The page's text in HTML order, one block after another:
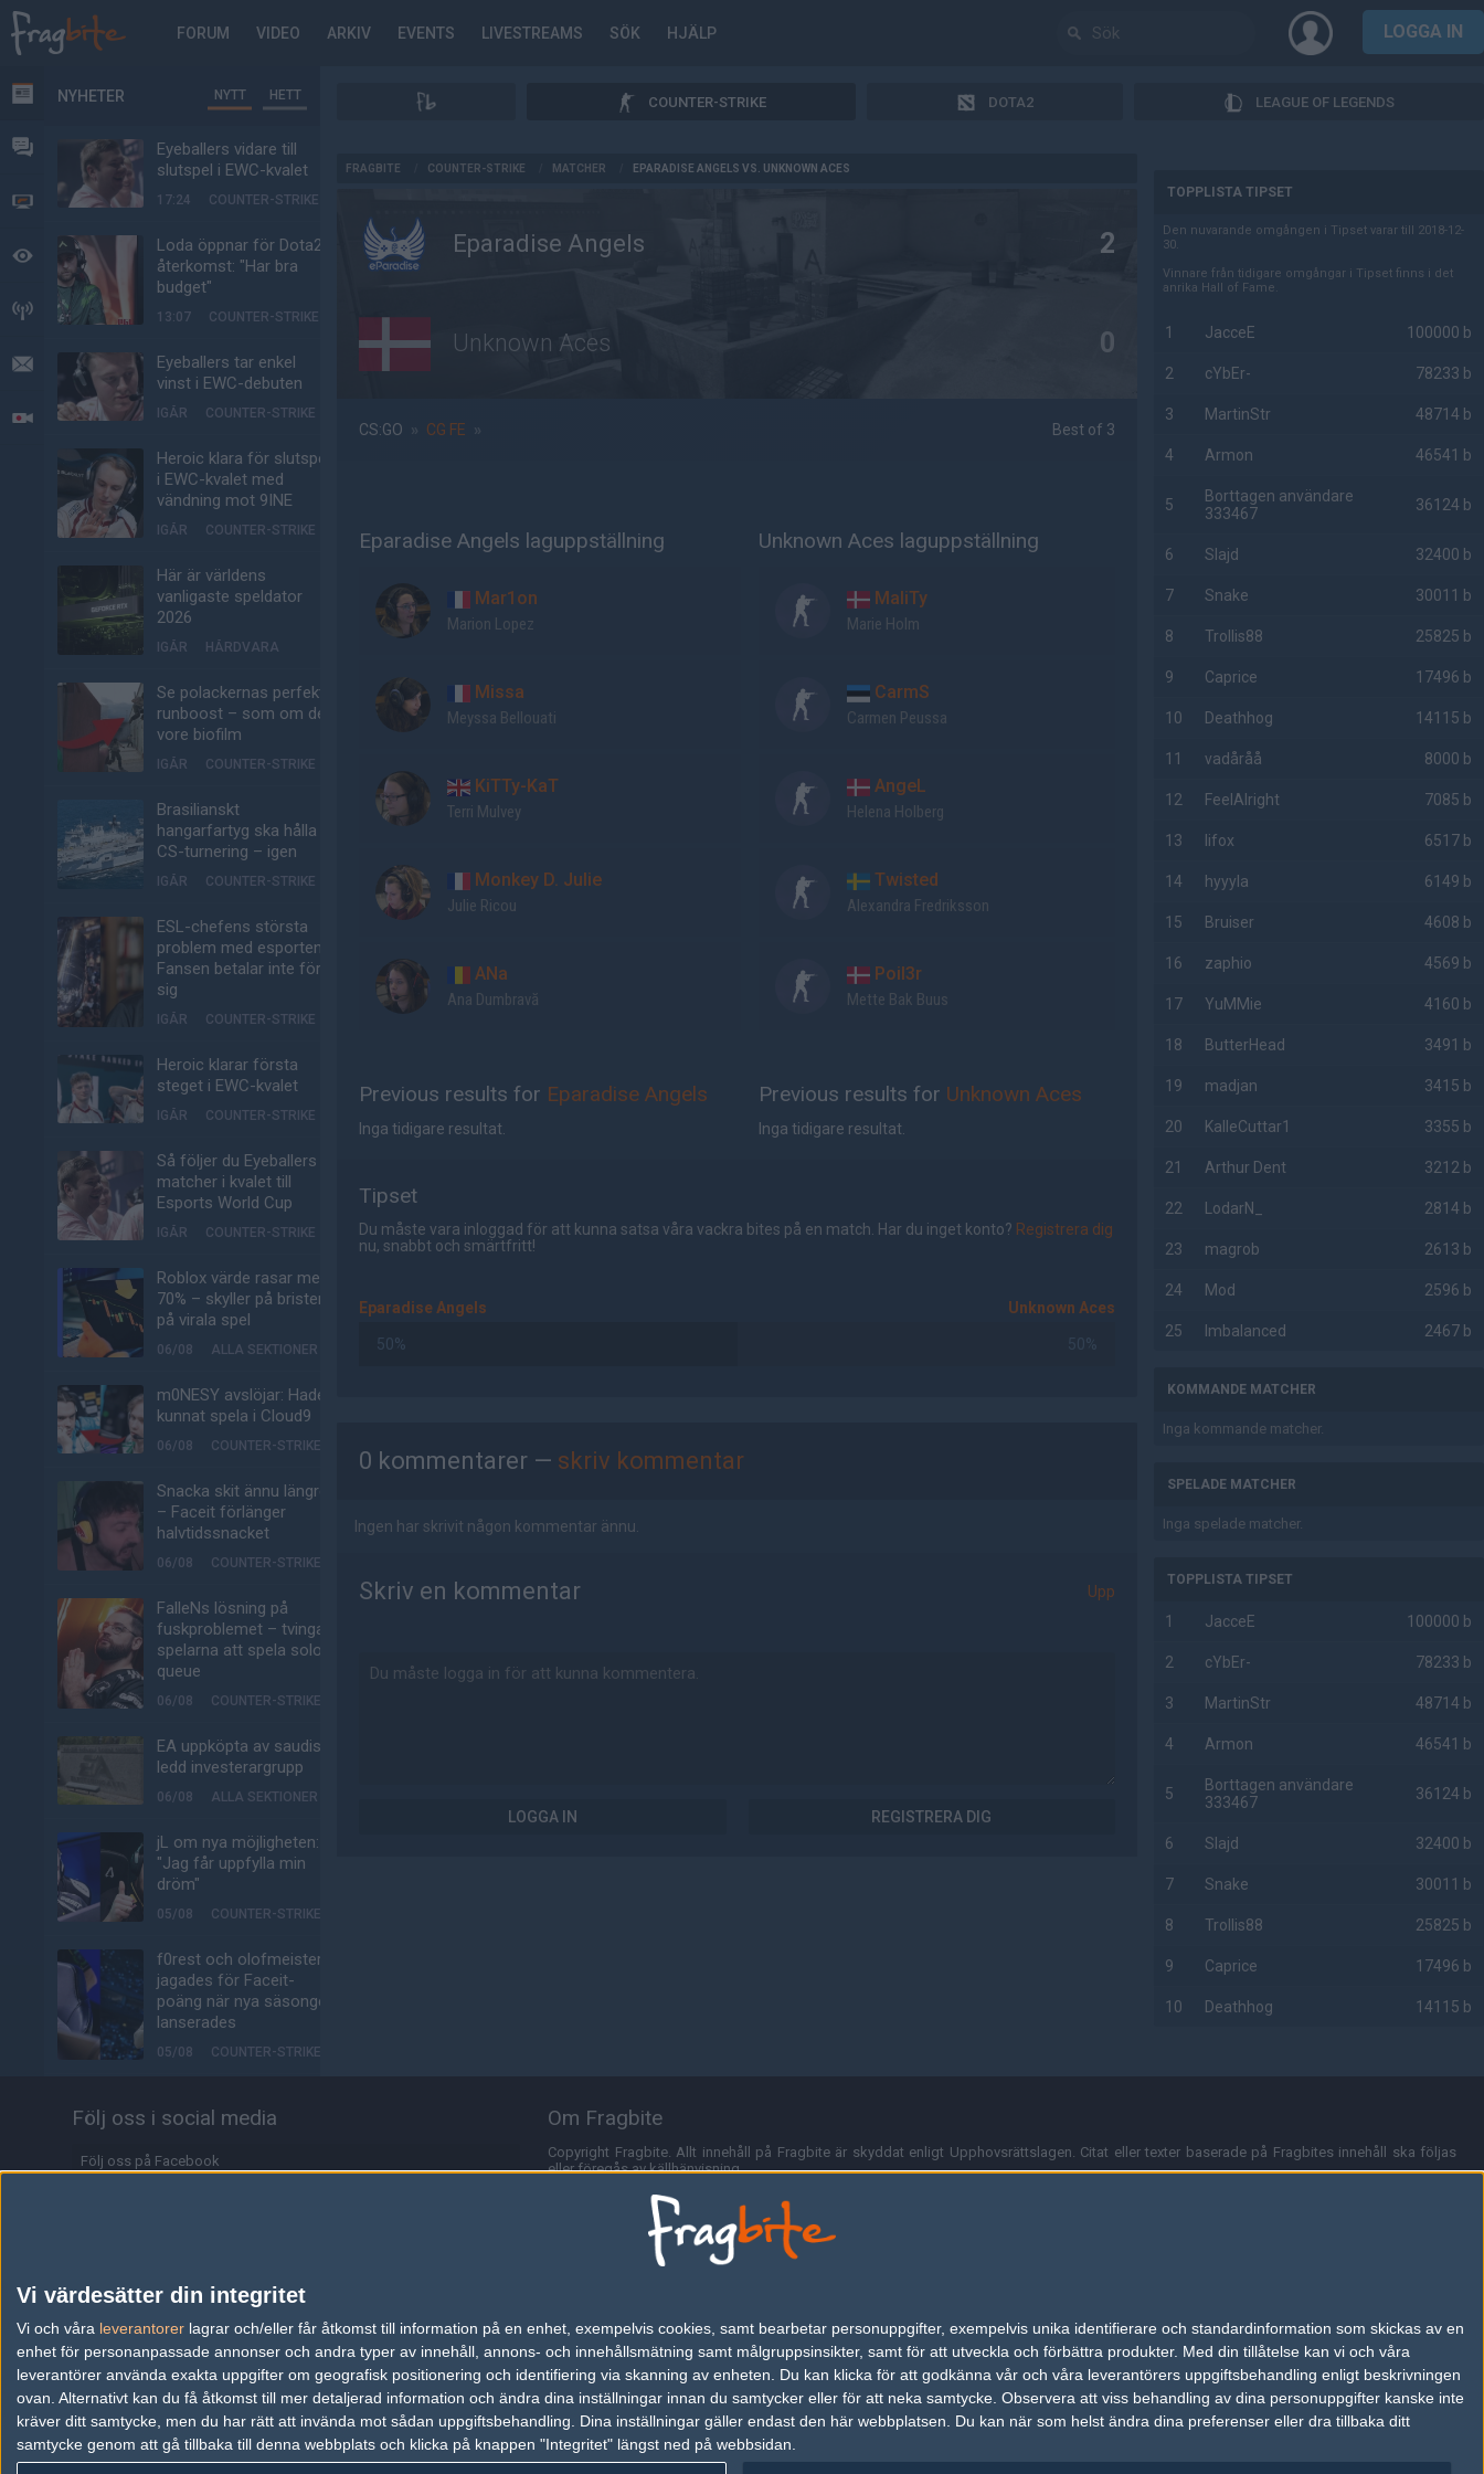
Vi värdesätter din integritet
Vi och våra leverantorer lagrar och/eller får åtkomst till information på en enhet, exempelvis cookies, samt bearbetar personuppgifter, exempelvis unika identifierare och standardinformation som skickas av en
enhet för personanpassade annonser och andra typer av innehåll, annons- och innehållsmätning samt målgruppsinsikter, samt för att utveckla och förbättra produkter. Med din tillåtelse kan vi och våra
leverantörer använda exakta uppgifter om geografisk positionering och identifiering via skanning av enheten. Du kan klicka för att godkänna vår och våra leverantörers uppgiftsbehandling enligt beskrivningen
ovan. Alternativt kan du få åtkomst till mer detaljerad information och ändra dina inställningar innan du samtycker eller för att neka samtycke. Observera att viss behandling av dina personuppgifter kanske inte
kräver ditt samtycke, men du har rätt att invända mot sådan uppgiftsbehandling. Dina inställningar gäller endast den här webbplatsen. Du kan när som helst ändra dina preferenser eller dra tillbaka ditt
samtycke genom att gå tillbaka till denna webbplats och klicka på knappen "Integritet" längst ned på webbsidan.
FORUM VIDEO ARKIV EVENTS LIVESTREAMS SÖK HJÄLP LOGGA IN
NYHETER
FORUM
VIDEO
BEVAKAT
HÄNDELSER
MEDDELANDEN
LIVESÄNDNINGAR
NYHETER NYTT HETT
Eyeballers vidare till
slutspel i EWC-kvalet
17:24 COUNTER-STRIKE
Loda öppnar för Dota2-
återkomst: "Har bra
budget"
13:07 COUNTER-STRIKE
Eyeballers tar enkel
vinst i EWC-debuten
IGÅR COUNTER-STRIKE
Heroic klara för slutspel
i EWC-kvalet med
vändning mot 9INE
IGÅR COUNTER-STRIKE
Här är världens
vanligaste speldator
2026
IGÅR HÅRDVARA
Se polackernas perfekta
runboost – som om det
vore biofilm
IGÅR COUNTER-STRIKE
Brasilianskt
hangarfartyg ska hålla
CS-turnering – igen
IGÅR COUNTER-STRIKE
ESL-chefens största
problem med esporten:
Fansen betalar inte för
sig
IGÅR COUNTER-STRIKE
Heroic klarar första
steget i EWC-kvalet
IGÅR COUNTER-STRIKE
Så följer du Eyeballers
matcher i kvalet till
Esports World Cup
IGÅR COUNTER-STRIKE
Roblox värde rasar med
70% – skyller på bristen
på virala spel
06/08 ALLA SEKTIONER
m0NESY avslöjar: Hade
kunnat spela i Cloud9
06/08 COUNTER-STRIKE
Snacka skit ännu längre
– Faceit förlänger
halvtidssnacket
06/08 COUNTER-STRIKE
FalleNs lösning på
fuskproblemet – tvinga
spelarna att spela solo-
queue
06/08 COUNTER-STRIKE
EA uppköpta av saudisk-
ledd investerargrupp
06/08 ALLA SEKTIONER
jL om nya möjligheten:
"Jag får uppfylla min
dröm"
05/08 COUNTER-STRIKE
f0rest och olofmeister
jagades för Faceit-
poäng när nya säsongen
lanserades
05/08 COUNTER-STRIKE
17 på världsrankingen
Alla de 100 bästa
Premier-spelarna fuskar
enligt ny granskning
05/08 COUNTER-STRIKE
Valves nya VR-
headset ser ut att bli
ännu dyrare
COUNTER-STRIKE DOTA2 LEAGUE OF LEGENDS
FRAGBITE COUNTER-STRIKE MATCHER EPARADISE ANGELS VS. UNKNOWN ACES
Eparadise Angels 2
Unknown Aces 0
CS:GO » CG FE » Best of 3
Eparadise Angels laguppställning
Mar1on
Marion Lopez
Missa
Meyssa Bellouati
KiTTy-KaT
Terri Mulvey
Monkey D. Julie
Julie Ricou
ANa
Ana Dumbravă
Unknown Aces laguppställning
MaliTy
Marie Holm
CarmS
Carmen Peussa
AngeL
Helena Holberg
Twisted
Alexandra Fredriksson
Poil3r
Mette Bak Buus
Previous results for Eparadise Angels
Inga tidigare resultat.
Previous results for Unknown Aces
Inga tidigare resultat.
Tipset
Du måste vara inloggad för att kunna satsa våra vackra bites på en match. Har du inget konto? Registrera dig
nu, snabbt och smärtfritt!
Eparadise Angels Unknown Aces
50% 50%
0 kommentarer — skriv kommentar
Ingen har skrivit någon kommentar ännu.
Skriv en kommentar Upp
LOGGA IN REGISTRERA DIG
TOPPLISTA TIPSET
Den nuvarande omgången i Tipset varar till 2018-12-
30.
Vinnare från tidigare omgångar i Tipset finns i det
anrika Hall of Fame.
1 JacceE 100000 b
2 cYbEr- 78233 b
3 MartinStr 48714 b
4 Armon 46541 b
5
Borttagen användare
333467
36124 b
6 Slajd 32400 b
7 Snake 30011 b
8 Trollis88 25825 b
9 Caprice 17496 b
10 Deathhog 14115 b
11 vadåråå 8000 b
12 FeelAlright 7085 b
13 lifox 6517 b
14 hyyyla 6149 b
15 Bruiser 4608 b
16 zaphio 4569 b
17 YuMMie 4160 b
18 ButterHead 3491 b
19 madjan 3415 b
20 KalleCuttar1 3355 b
21 Arthur Dent 3212 b
22 LodarN_ 2814 b
23 magrob 2613 b
24 Mod 2596 b
25 Imbalanced 2467 b
KOMMANDE MATCHER
Inga kommande matcher.
SPELADE MATCHER
Inga spelade matcher.
TOPPLISTA TIPSET
1 JacceE 100000 b
2 cYbEr- 78233 b
3 MartinStr 48714 b
4 Armon 46541 b
5
Borttagen användare
333467
36124 b
6 Slajd 32400 b
7 Snake 30011 b
8 Trollis88 25825 b
9 Caprice 17496 b
10 Deathhog 14115 b
Följ oss i social media
Följ oss på Facebook
Information
Annonsering
Copyright och Privacy Policy
Användaravtal
Om Fragbite
Copyright Fragbite. Allt innehåll på Fragbite är skyddat enligt Upphovsrättslagen. Citat eller texter baserade på Fragbites innehåll ska följas
eller föregås av källhänvisning.
Alla åsikter uttryckta på Fragbite representerar varje enskild skribent och överensstämmer inte nödvändigtvis med Fragbites åsikter.
Programmering och design av Fredric Bohlin. För frågor rörande sajten kan du skicka iväg ett email till
Fragbite använder cookies för att spara användarspecifik information så som t.ex. användarnamn. Cookies sparas även när man deltar i
omröstningar och för att föra statistik. För att slippa cookies kan du stänga av cookies i din webbläsares inställningar eller välja att inte
besöka Fragbite. Den här textraden finns här på grund av lagen om elektronisk kommunikation som trädde i kraft 25 juli 2003.
Annonsering
Är du intresserad av att annonsera på Fragbite,